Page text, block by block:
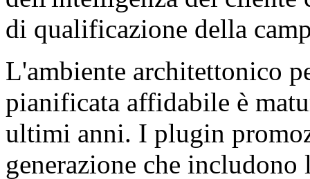
di qualificazione della
L'ambiente architettonico
pianificata affidabile è
ultimi anni. I plugin
generazione che